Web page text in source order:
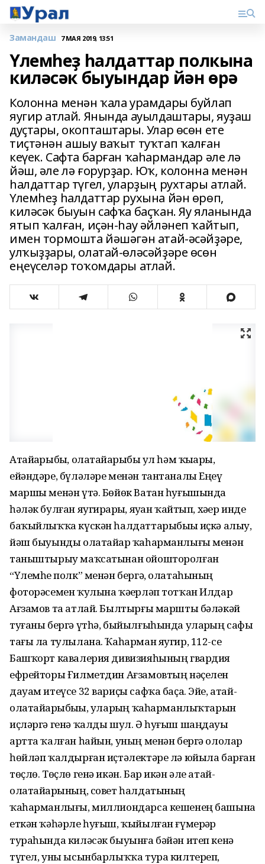
Замандаш 7 МАЯ 2019, 13:51
Үлемһеҙ һалдаттар полкына
киләсәк быуындар йән өрә
Колонна менән ҡала урамдары буйлап
яугир атлай. Янында ауылдаштары, яуҙаш
дуҫтары, окопташтары. Улар өсөн ете
тиҫтәнән ашыу ваҡыт туҡтап ҡалған
кеүек. Сафта барған ҡаһармандар әле лә
йәш, әле лә ғорурҙар. Юҡ, колонна менән
һалдаттар түгел, уларҙың рухтары атлай.
Үлемһеҙ һалдаттар рухына йән өрөп,
киләсәк быуын сафҡа баҫҡан. Яу яланында
ятып ҡалған, иҫән-һау әйләнеп ҡайтып,
имен тормошта йәшәгән атай-әсәйҙәре,
улҡыҙҙары, олатай-өләсәйҙәре өсөн
еңеүселәр тоҡомдары атлай.
Атайҙарыбыҙ, олатайҙарыбыҙ ул һәм ҡыҙҙары,
ейәндәре, бүләләре менән тантаналы Еңеү
маршы менән үтә. Бөйөк Ватан һуғышында
һәләк булған яугирҙарҙы, яуҙан ҡайтып, хәҙер инде
баҡыйлыҡҡа күскән һалдаттарыбыҙҙы иҫкә алыу,
йәш быуынды олатайҙар ҡаһарманлығы менән
таныштырыу маҡсатынан ойошторолған
“Үлемһеҙ полк” менән бергә, олатаһының
фоторәсемен ҡулына ҡәҙерләп тотҡан Илдар
Ағзамов та атлай. Былтырғы маршты бәләкәй
туғаны бергә үтһә, быйылғыһында уларҙың сафы
тағы ла тулылана. Ҡаһарман яугир, 112-се
Башҡорт кавалерия дивизияһының гвардия
ефрейторы Ғилметдин Ағзамовтың нәҫелен
дауам итеүсе 32 вариҫы сафҡа баҫа. Эйе, атай-
олатайҙарыбыҙҙы, уларҙың ҡаһарманлыҡтарын
иҫләргә генә ҡалды шул. Ә һуғыш шаңдауы
артта ҡалған һайын, уның менән бергә ололар
һөйләп ҡалдырған иҫтәлектәре лә юйыла барған
төҫлө. Төҫлө генә икән. Бар икән әле атай-
олатайҙарының, совет һалдатының
ҡаһарманлығы, миллиондарса кешенең башына
еткән ҡәһәрле һуғыш, ҡыйылған ғүмерҙәр
тураһында киләсәк быуынға бәйән итеп кенә
түгел, уны ысынбарлыҡҡа тура килтереп,